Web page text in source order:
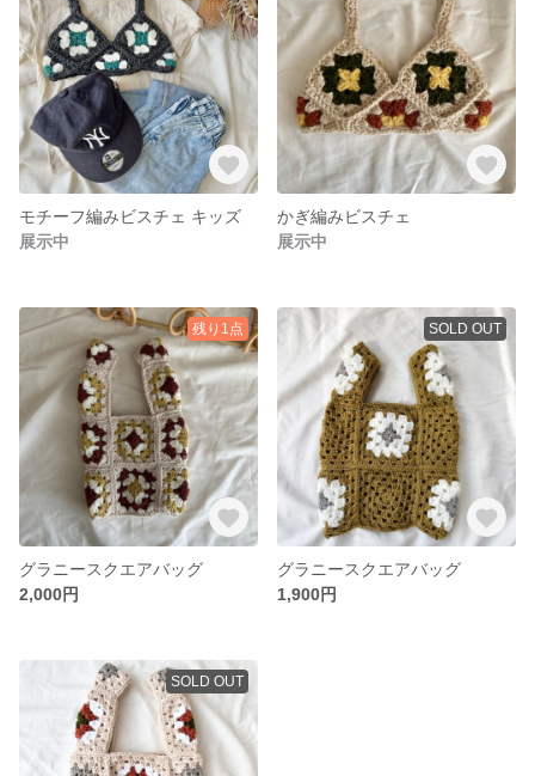
モチーフ編みビスチェ キッズ
展示中
かぎ編みビスチェ
展示中
残り1点
グラニースクエアバッグ
2,000円
SOLD OUT
グラニースクエアバッグ
1,900円
SOLD OUT